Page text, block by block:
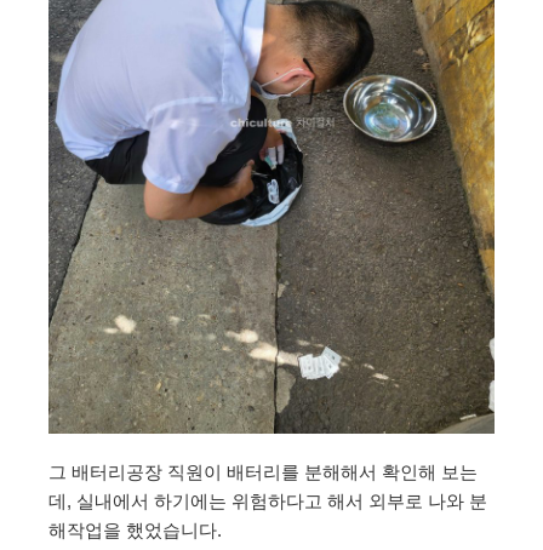
그 배터리공장 직원이 배터리를 분해해서 확인해 보는
데, 실내에서 하기에는 위험하다고 해서 외부로 나와 분
해작업을 했었습니다.